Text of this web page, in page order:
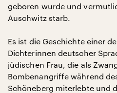
geboren wurde und
Auschwitz starb.
Es ist die Geschichte einer
Dichterinnen deutscher
jüdischen Frau, die als
Bombenangriffe während
Schöneberg miterlebte und